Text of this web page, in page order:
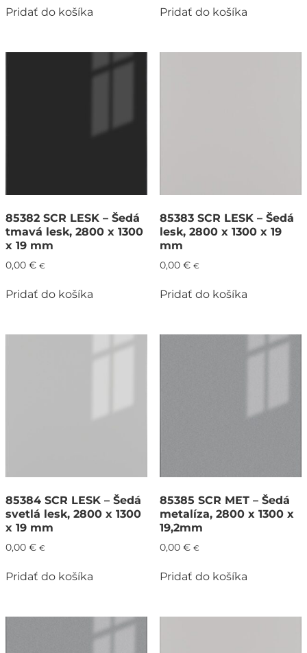
Pridať do košíka Pridať do košíka
85382 SCR LESK – Šedá
tmavá lesk, 2800 x 1300
x 19 mm
0,00 € €
Pridať do košíka
85383 SCR LESK – Šedá
lesk, 2800 x 1300 x 19
mm
0,00 € €
Pridať do košíka
85384 SCR LESK – Šedá
svetlá lesk, 2800 x 1300
x 19 mm
0,00 € €
Pridať do košíka
85385 SCR MET – Šedá
metalíza, 2800 x 1300 x
19,2mm
0,00 € €
Pridať do košíka